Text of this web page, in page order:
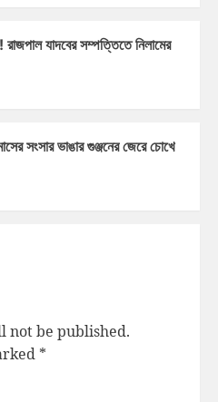
যাদবের সম্পত্তিতে নিলামের
সংসার ভাঙার গুঞ্জনের জেরে চোখে
not be published.
*